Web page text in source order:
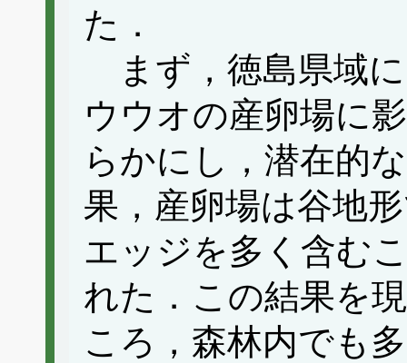
た．
まず，徳島県域
ウウオの産卵場に
らかにし，潜在的
果，産卵場は谷地
エッジを多く含む
れた．この結果を
ころ，森林内でも